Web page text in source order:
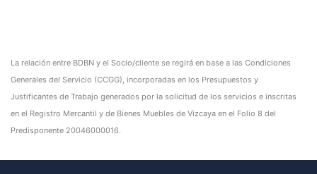
La relación entre BDBN y el Socio/cliente se regirá en base a las Condiciones
Generales del Servicio (CCGG), incorporadas en los Presupuestos y
Justificantes de Trabajo generados por la solicitud de los servicios e inscritas
en el Registro Mercantil y de Bienes Muebles de Vizcaya en el Folio 8 del
Predisponente 20046000016.